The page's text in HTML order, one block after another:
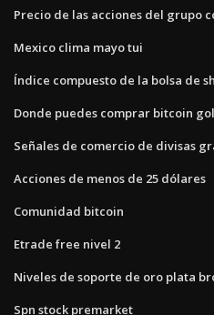
Precio de las acciones del grupo
Mexico clima mayo tui
Índice compuesto de la bolsa de
Donde puedes comprar bitcoin
Señales de comercio de divisas
Acciones de menos de 25 dólares
Comunidad bitcoin
Etrade free nivel 2
Niveles de soporte de oro plata
Spn stock premarket